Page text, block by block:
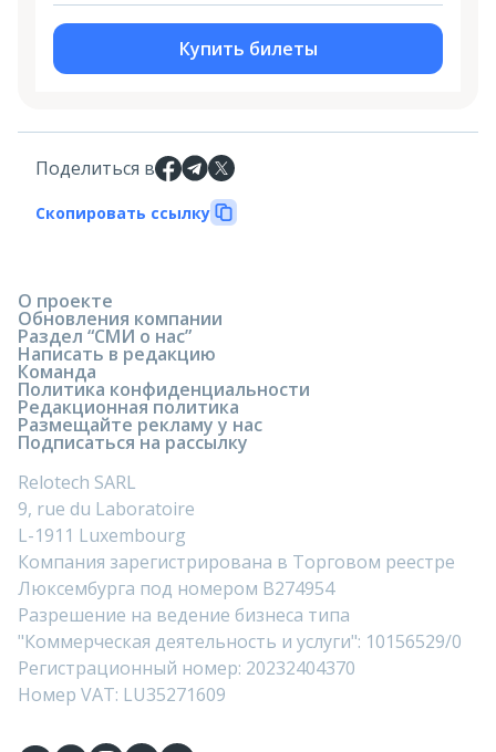
Купить билеты
Поделиться в
Скопировать ссылку
О проекте
Обновления компании
Раздел “СМИ о нас”
Написать в редакцию
Команда
Политика конфиденциальности
Редакционная политика
Размещайте рекламу у нас
Подписаться на рассылку
Relotech SARL
9, rue du Laboratoire
L-1911 Luxembourg
Компания зарегистрирована в Торговом реестре
Люксембурга под номером B274954
Разрешение на ведение бизнеса типа
"Коммерческая деятельность и услуги": 10156529/0
Регистрационный номер: 20232404370
Номер VAT: LU35271609